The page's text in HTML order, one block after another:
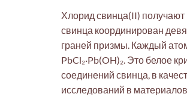
Хлорид свинца(II) получают
свинца координирован
граней призмы. Каждый
PbCl₂·Pb(OH)₂. Это белое
соединений свинца, в
исследований в